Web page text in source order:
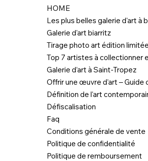
HOME
Les plus belles galerie d'art à
Galerie d'art biarritz
Tirage photo art édition limitée
Top 7 artistes à collectionner
Galerie d’art à Saint-Tropez
Offrir une œuvre d’art – Guide
Définition de l'art
Défiscalisation
Faq
Conditions générale de vente
Politique de confidentialité
Politique de remboursement